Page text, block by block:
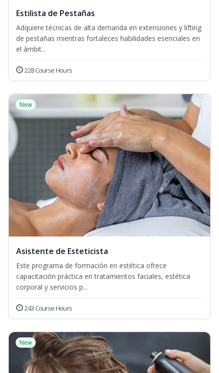
Estilista de Pestañas
Adquiere técnicas de alta demanda en extensiones y lifting
de pestañas mientras fortaleces habilidades esenciales en
el ámbit...
228 Course Hours
New
Asistente de Esteticista
Este programa de formación en estética ofrece
capacitación práctica en tratamientos faciales, estética
corporal y servicios p...
243 Course Hours
New